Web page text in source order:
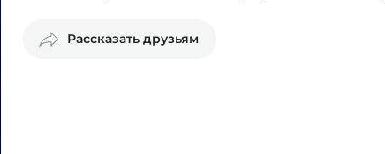
Рассказать друзьям